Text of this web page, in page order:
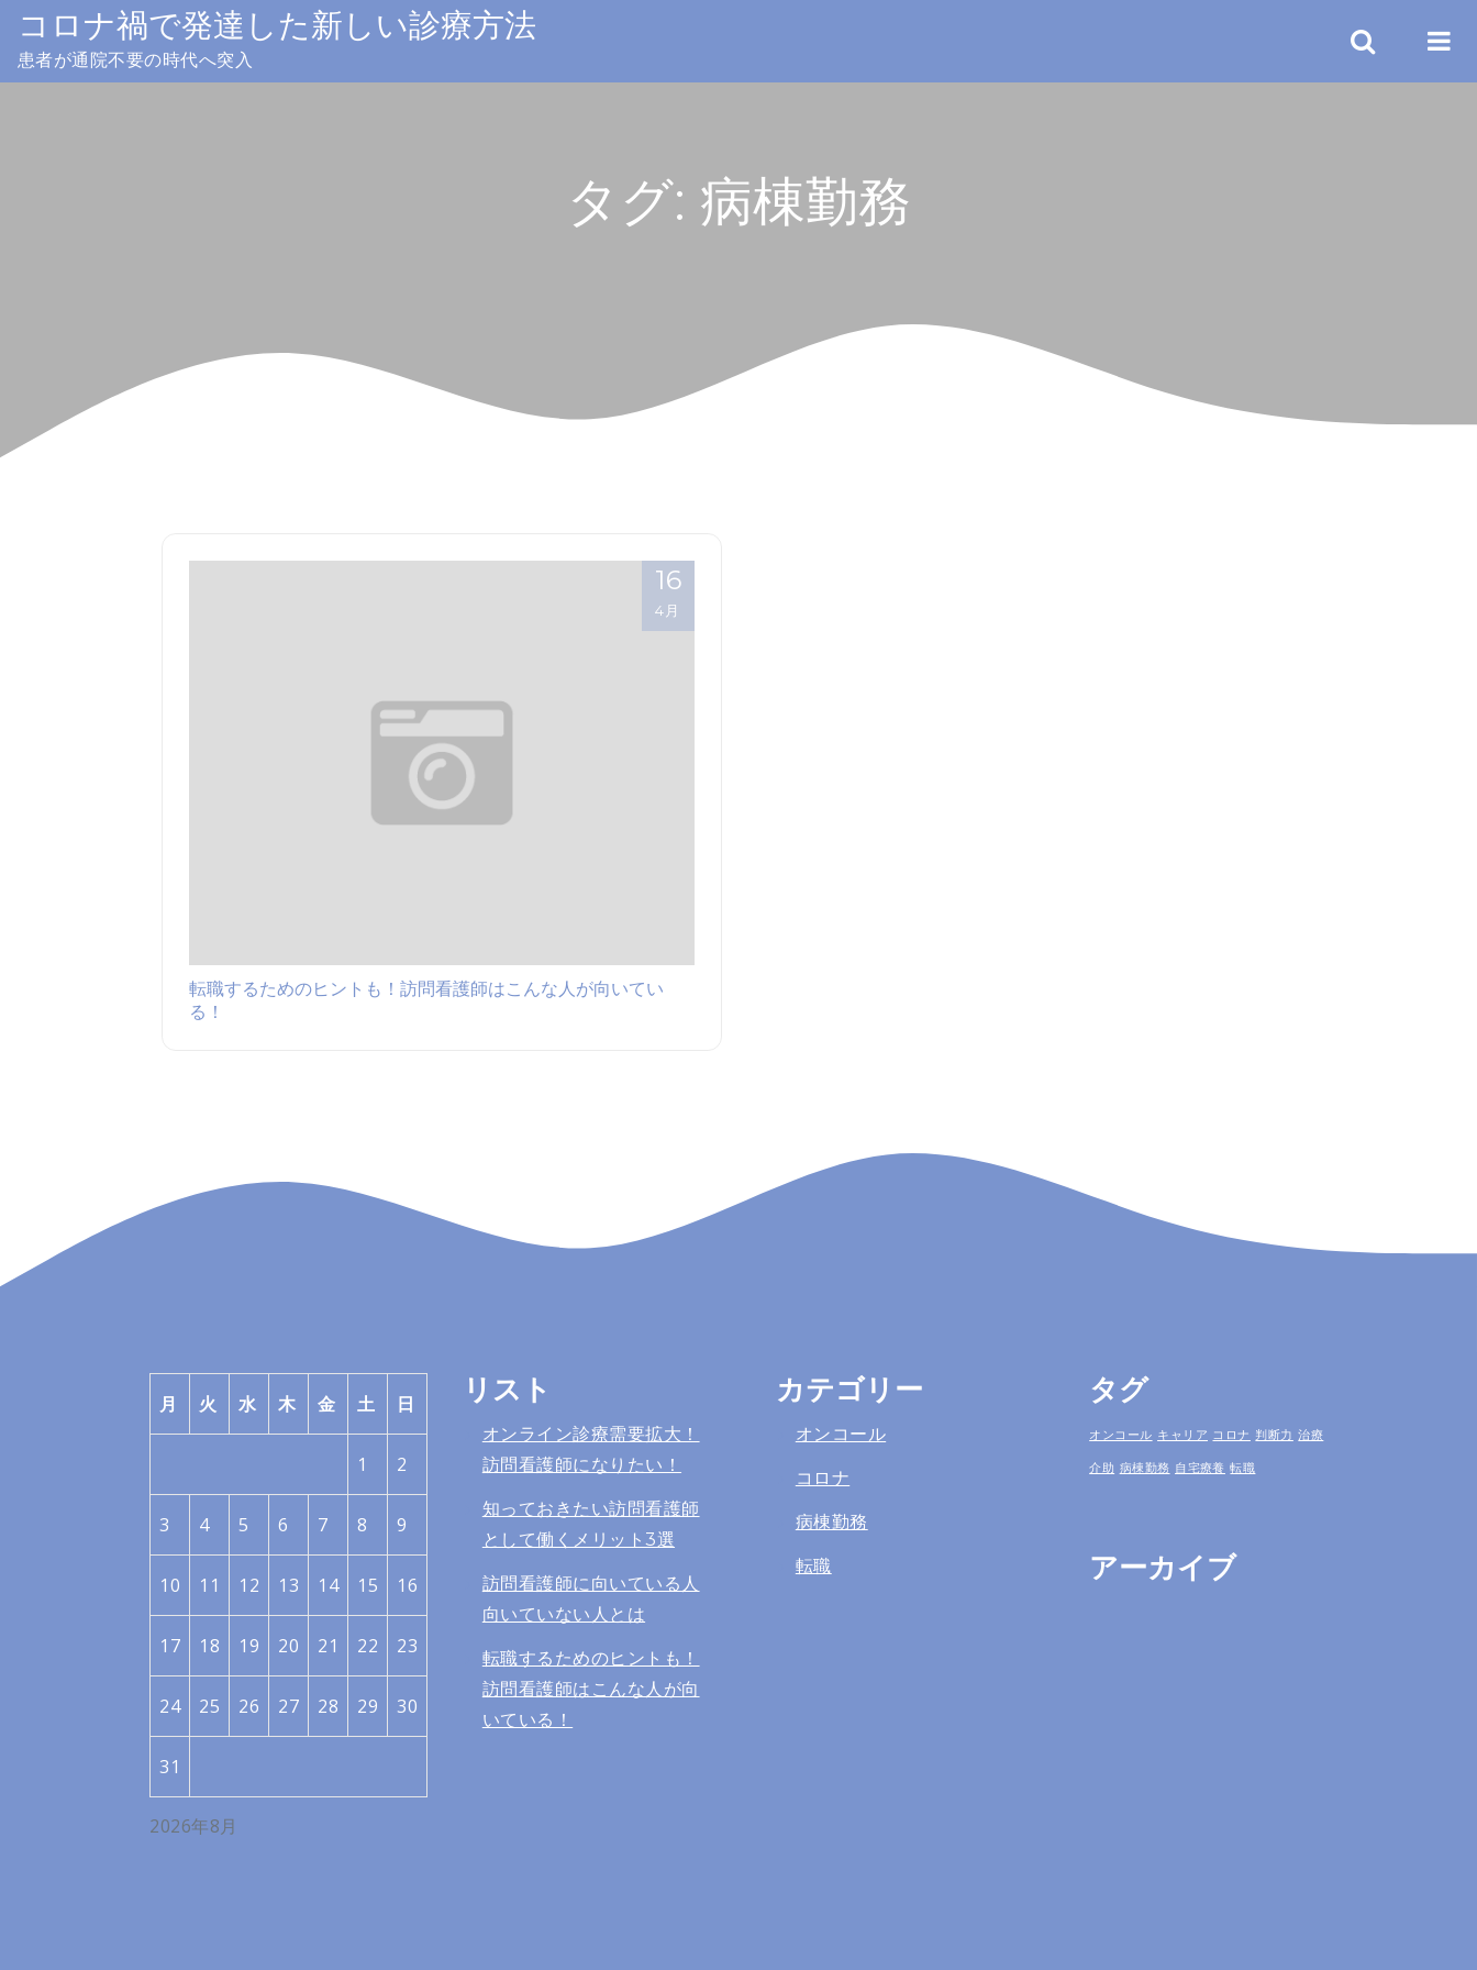
Skip
content
コロナ禍で発達した新しい診療方法
患者が通院不要の時代へ突入
タグ: 病棟勤務
16
4月
転職するためのヒントも！訪問看護師はこんな人が向いてい
る！
2026年8月
月 火 水 木 金 土 日
1 2
3 4 5 6 7 8 9
10 11 12 13 14 15 16
17 18 19 20 21 22 23
24 25 26 27 28 29 30
31
リスト
オンライン診療需要拡大！
訪問看護師になりたい！
知っておきたい訪問看護師
として働くメリット3選
訪問看護師に向いている人
向いていない人とは
転職するためのヒントも！
訪問看護師はこんな人が向
いている！
カテゴリー
オンコール
コロナ
病棟勤務
転職
タグ
オンコール キャリア コロナ 判断力 治療
介助 病棟勤務 自宅療養 転職
アーカイブ